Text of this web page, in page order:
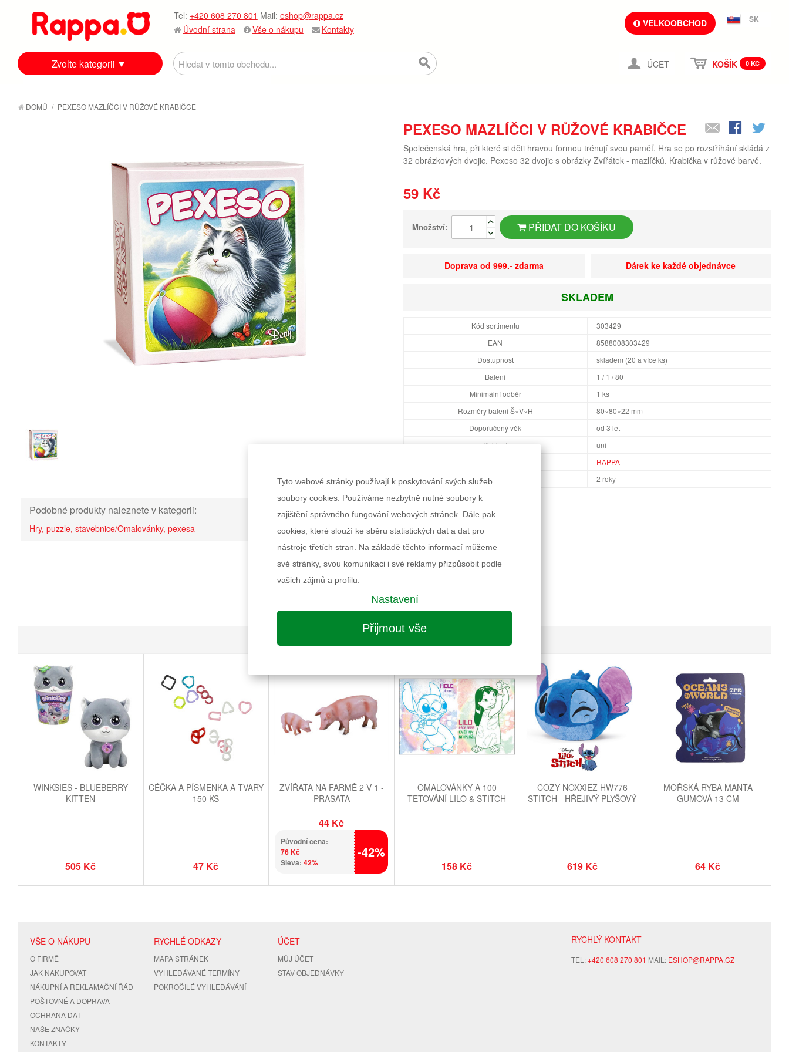
Tel: +420 608 270 801 Mail: eshop@rappa.cz
Úvodní strana
Vše o nákupu Kontakty
VELKOOBCHOD SK
ÚČET KOŠÍK 0 KČ
Zvolte kategorii
DOMŮ / PEXESO MAZLÍČCI V RŮŽOVÉ KRABIČCE
Podobné produkty naleznete v kategorii:
Hry, puzzle, stavebnice/Omalovánky, pexesa
PEXESO MAZLÍČCI V RŮŽOVÉ KRABIČCE
Společenská hra, při které si děti hravou formou trénují svou paměť. Hra se po rozstříhání skládá z
32 obrázkových dvojic. Pexeso 32 dvojic s obrázky Zvířátek - mazlíčků. Krabička v růžové barvě.
59 Kč
Množství: PŘIDAT DO KOŠÍKU
Doprava od 999.- zdarma Dárek ke každé objednávce
SKLADEM
Kód sortimentu
303429
EAN
8588008303429
Dostupnost
skladem (20 a více ks)
Balení
1 / 1 / 80
Minimální odběr
1 ks
Rozměry balení Š×V×H
80×80×22 mm
Doporučený věk
od 3 let
Pohlaví
uni
RAPPA
Záruka
2 roky
MOŽNÁ VÁS ZAUJME I NÁSLEDUJÍCÍ
WINKSIES - BLUEBERRY
KITTEN
505 Kč
CÉČKA A PÍSMENKA A TVARY
150 KS
47 Kč
ZVÍŘATA NA FARMĚ 2 V 1 -
PRASATA
44 Kč
Původní cena:
76 Kč
Sleva: 42%
-42%
OMALOVÁNKY A 100
TETOVÁNÍ LILO & STITCH
158 Kč
COZY NOXXIEZ HW776
STITCH - HŘEJIVÝ PLYŠOVÝ
619 Kč
MOŘSKÁ RYBA MANTA
GUMOVÁ 13 CM
64 Kč
RYCHLÝ KONTAKT
TEL:+420 608 270 801 MAIL: ESHOP@RAPPA.CZ
VŠE O NÁKUPU
O FIRMĚ
JAK NAKUPOVAT
NÁKUPNÍ A REKLAMAČNÍ ŘÁD
POŠTOVNÉ A DOPRAVA
OCHRANA DAT
NAŠE ZNAČKY
KONTAKTY
RYCHLÉ ODKAZY
MAPA STRÁNEK
VYHLEDÁVANÉ TERMÍNY
POKROČILÉ VYHLEDÁVÁNÍ
ÚČET
MŮJ ÚČET
STAV OBJEDNÁVKY
Tyto webové stránky používají k poskytování svých služeb
soubory cookies. Používáme nezbytně nutné soubory k
zajištění správného fungování webových stránek. Dále pak
cookies, které slouží ke sběru statistických dat a dat pro
nástroje třetích stran. Na základě těchto informací můžeme
své stránky, svou komunikaci i své reklamy přizpůsobit podle
vašich zájmů a profilu.
Nastavení
Přijmout vše